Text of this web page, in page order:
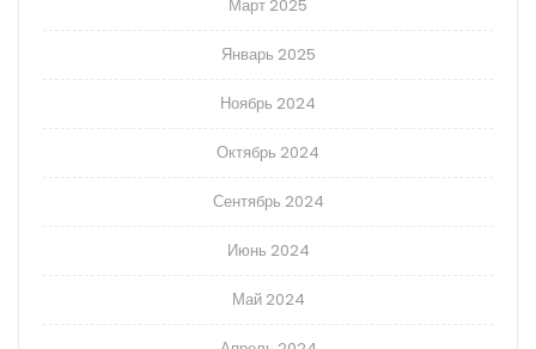
Март 2025
Январь 2025
Ноябрь 2024
Октябрь 2024
Сентябрь 2024
Июнь 2024
Май 2024